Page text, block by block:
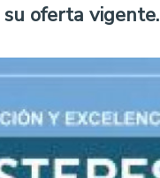
oferta vigente.